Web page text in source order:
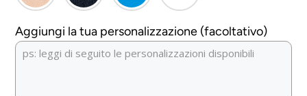
Aggiungi la tua personalizzazione (facoltativo)